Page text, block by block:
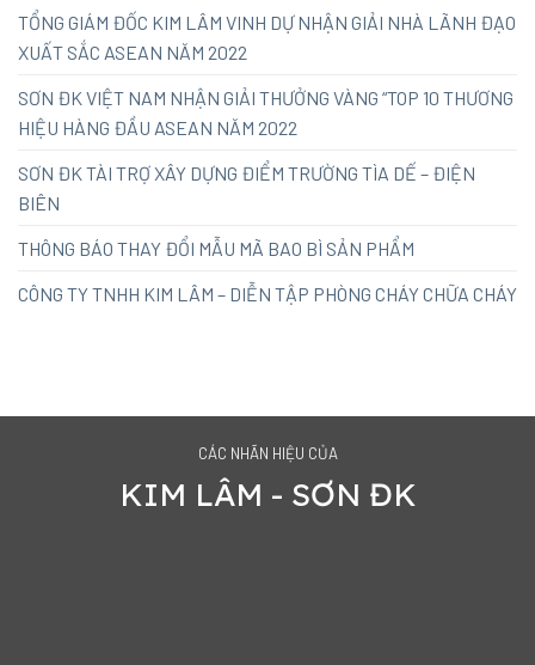
TỔNG GIÁM ĐỐC KIM LÂM VINH DỰ NHẬN GIẢI NHÀ LÃNH ĐẠO
XUẤT SẮC ASEAN NĂM 2022
SƠN ĐK VIỆT NAM NHẬN GIẢI THƯỞNG VÀNG “TOP 10 THƯƠNG
HIỆU HÀNG ĐẦU ASEAN NĂM 2022
SƠN ĐK TÀI TRỢ XÂY DỰNG ĐIỂM TRƯỜNG TÌA DẾ – ĐIỆN
BIÊN
THÔNG BÁO THAY ĐỔI MẪU MÃ BAO BÌ SẢN PHẨM
CÔNG TY TNHH KIM LÂM – DIỄN TẬP PHÒNG CHÁY CHỮA CHÁY
CÁC NHÃN HIỆU CỦA
KIM LÂM - SƠN ĐK